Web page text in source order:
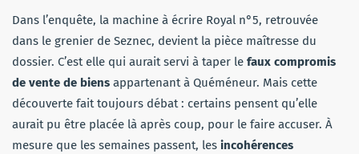
Dans l’enquête, la machine à écrire Royal n°5, retrouvée
dans le grenier de Seznec, devient la pièce maîtresse du
dossier. C’est elle qui aurait servi à taper le faux compromis
de vente de biens appartenant à Quéméneur. Mais cette
découverte fait toujours débat : certains pensent qu’elle
aurait pu être placée là après coup, pour le faire accuser. À
mesure que les semaines passent, les incohérences